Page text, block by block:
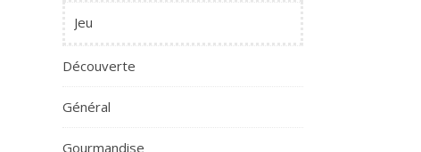
Jeu
Découverte
Général
Gourmandise